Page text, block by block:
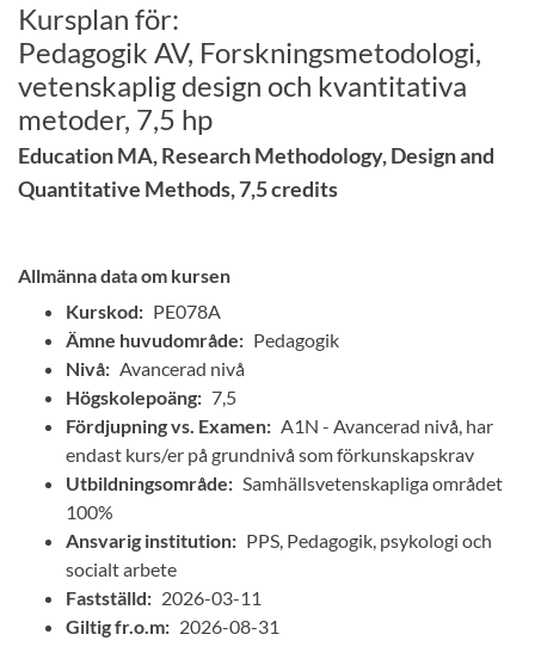
Kursplan för:
Pedagogik AV, Forskningsmetodologi,
vetenskaplig design och kvantitativa
metoder, 7,5 hp
Education MA, Research Methodology, Design and
Quantitative Methods, 7,5 credits
Allmänna data om kursen
Kurskod: PE078A
Ämne huvudområde: Pedagogik
Nivå: Avancerad nivå
Högskolepoäng: 7,5
Fördjupning vs. Examen: A1N - Avancerad nivå, har
endast kurs/er på grundnivå som förkunskapskrav
Utbildningsområde: Samhällsvetenskapliga området
100%
Ansvarig institution: PPS, Pedagogik, psykologi och
socialt arbete
Fastställd: 2026-03-11
Giltig fr.o.m: 2026-08-31